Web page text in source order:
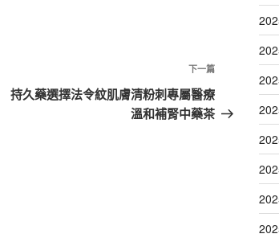
下
一
篇
下一篇
持久藥選擇法令紋肌膚清粉刺專屬醫療
溫和補腎中藥茶